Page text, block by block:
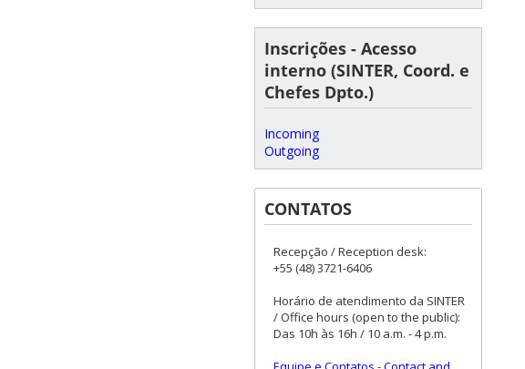
Inscrições - Acesso
interno (SINTER, Coord. e
Chefes Dpto.)
Incoming
Outgoing
CONTATOS
Recepção / Reception desk:
+55 (48) 3721-6406
Horário de atendimento da SINTER
/ Office hours (open to the public):
Das 10h às 16h / 10 a.m. - 4 p.m.